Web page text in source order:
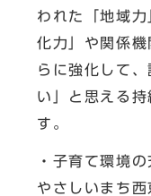
われた「地域
化力」や関係
らに強化して
い」と思える
す。
・子育て環境
やさしいまち西